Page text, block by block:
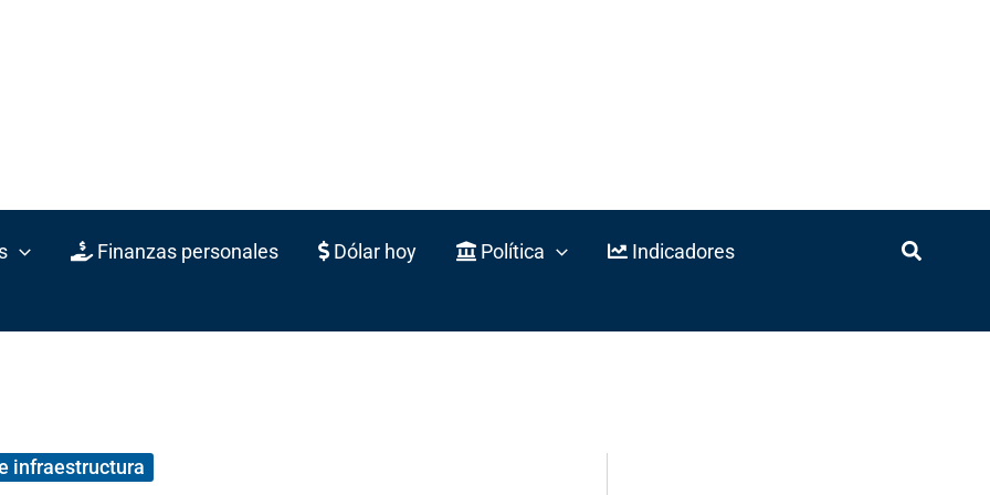
Finanzas personales Dólar hoy Política Indicadores
infraestructura